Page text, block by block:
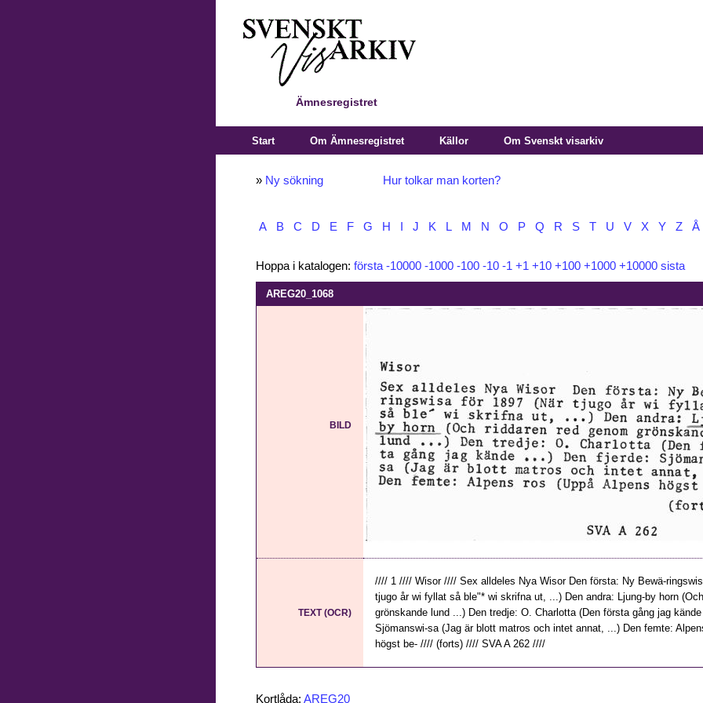
Ämnesregistret
Start Om Ämnesregistret Källor Om Svenskt visarkiv
» Ny sökning Hur tolkar man korten?
A B C D E F G H J K L M N O P Q R S T U V X Y Z Å
Hoppa i katalogen: första -10000 -1000 -100 -10 -1 +1 +10 +100 +1000 +10000 sista
AREG20_1068
BILD
TEXT (OCR)
//// 1 //// Wisor //// Sex alldeles Nya Wisor Den första: Ny Bewä-
tjugo år wi fyllat så ble"* wi skrifna ut, ...) Den andra: Ljung-by horn
grönskande lund ...) Den tredje: O. Charlotta (Den första gång jag
Sjömanswi-sa (Jag är blott matros och intet annat, ...) Den femte:
högst be- //// (forts) //// SVA A 262 ////
Kortlåda: AREG20